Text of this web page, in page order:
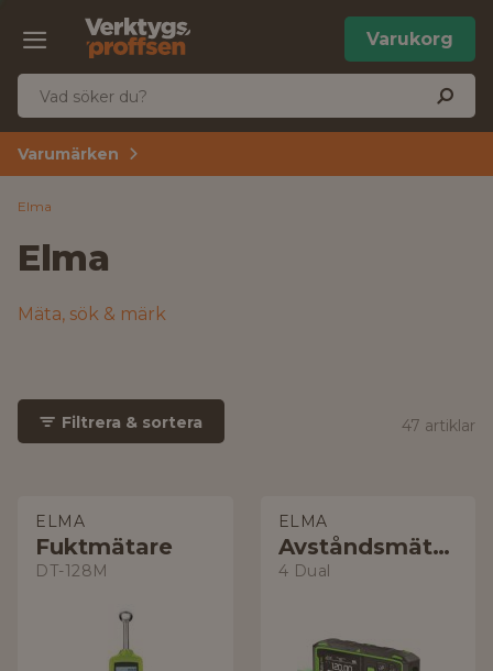
Varukorg
Varumärken
Elma
Elma
Mäta, sök & märk
Filtrera & sortera 47 artiklar
ELMA
Fuktmätare
DT-128M
ELMA
Avståndsmätare
4 Dual